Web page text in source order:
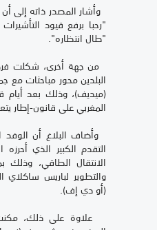
وأشار المصدر ذاته إلى
"رحبا برفع قيود
"طال انتظاره".
من جهة أخرى، شكلت فرص
البلدين محور مباحثات مع
(ميديف)، وذلك بعد أيام
المغربي على قانون-إطار
وأضاف البلاغ أن
التقدم الكبير الذي
الانتقال الطاقي، وذلك
والتطوير لباريس ساكلاي
(أو دي إف).
علاوة على ذلك، مكنت